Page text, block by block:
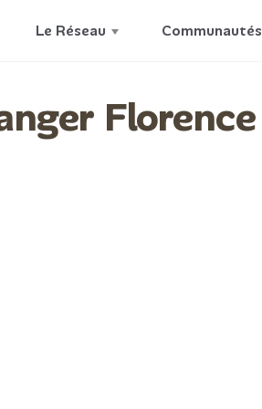
Le Réseau Communautés
Florence